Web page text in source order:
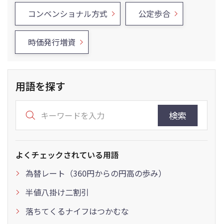
コンベンショナル方式 公定歩合
時価発行増資
用語を探す
検索
よくチェックされている用語
為替レート（360円からの円高の歩み）
半値八掛け二割引
落ちてくるナイフはつかむな